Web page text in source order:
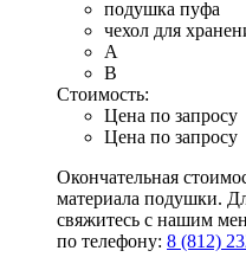
подушка пуфа
чехол для
A
B
Стоимость:
Цена по запросу
Цена по запросу
Окончательная
материала подушки.
свяжитесь с нашим
по телефону: 8 (812)